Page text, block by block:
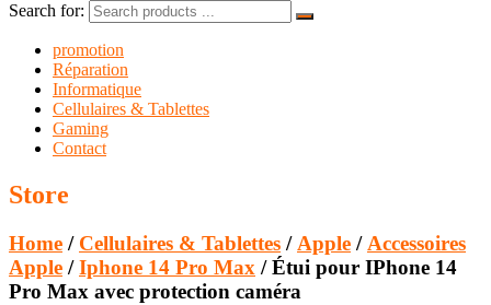
Search for:
promotion
Réparation
Informatique
Cellulaires & Tablettes
Gaming
Contact
Store
Home / Cellulaires & Tablettes / Apple / Accessoires
Apple /Iphone 14 Pro Max / Étui pour IPhone 14
Pro Max avec protection caméra